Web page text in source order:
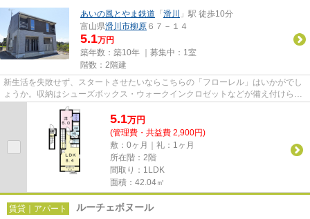
あいの風とやま鉄道 「 滑川
」駅 徒歩10分
富山県滑川市柳原 ６７－１４
5.1万円
築年数：築10年 ｜募集中： 1室
階数：2階建
新生活を失敗せず、スタートさせたいならこちらの「フローレル」はいかがでし
ょうか。収納はシューズボックス・ウォークインクロゼットなどが備え付けられ
ているので、衣類や日用品の...
5.1万円
(管理費・共益費 2,900円)
敷：0ヶ月｜礼：1ヶ月
所在階：2階
間取り：1LDK
面積：42.04㎡
賃貸｜アパート ルーチェボヌール